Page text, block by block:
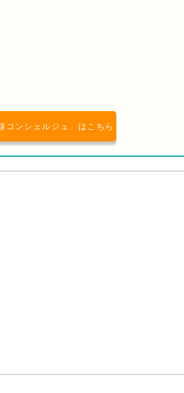
コンシェルジュ」はこちら